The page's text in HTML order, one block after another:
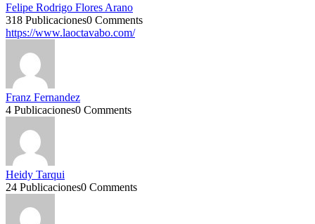
Felipe Rodrigo Flores Arano
318 Publicaciones0 Comments
https://www.laoctavabo.com/
Franz Fernandez
4 Publicaciones0 Comments
Heidy Tarqui
24 Publicaciones0 Comments